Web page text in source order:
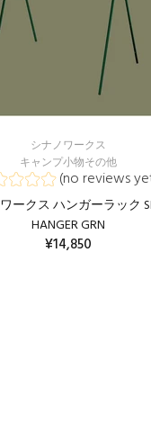
シナノワークス
キャンプ小物その他
(no reviews
ークス ハンガーラック
HANGER GRN
¥14,850